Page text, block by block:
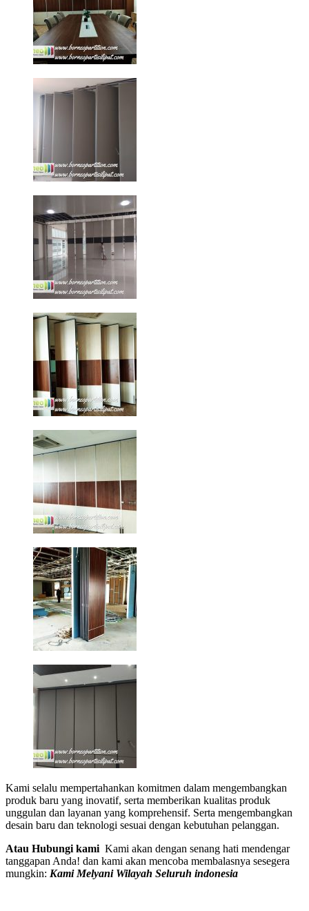
Kami selalu mempertahankan komitmen dalam mengembangkan
produk baru yang inovatif, serta memberikan kualitas produk
unggulan dan layanan yang komprehensif. Serta mengembangkan
desain baru dan teknologi sesuai dengan kebutuhan pelanggan.
Atau Hubungi kami Kami akan dengan senang hati mendengar
tanggapan Anda! dan kami akan mencoba membalasnya sesegera
mungkin: Kami Melyani Wilayah Seluruh indonesia